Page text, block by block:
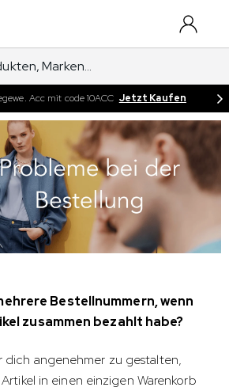
Acc mit code 10ACC Jetzt Kaufen
Bestellnummern, wenn
zusammen bezahlt habe?
dich angenehmer zu gestalten,
in einen einzigen Warenkorb